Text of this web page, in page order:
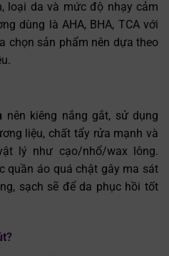
loại da và mức độ nhạy cảm
dùng là AHA, BHA, TCA với
chọn sản phẩm nên dựa theo
nên kiêng nắng gắt, sử dụng
liệu, chất tẩy rửa mạnh và
lý như cạo/nhổ/wax lông.
quần áo quá chật gây ma sát
sạch sẽ để da phục hồi tốt